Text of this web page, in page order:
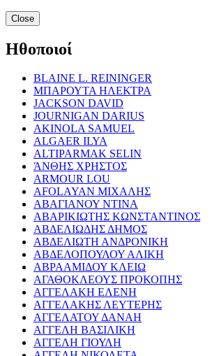
Close
Ηθοποιοί
BLAINE L. REININGER
ΜΠΑΡΟΥΤΑ ΗΛΕΚΤΡΑ
JACKSON DAVID
JOURNIGAN DARIUS
AKINOLA SAMUEL
ALGAER ILYA
ALTIPARMAK SELIN
ΆΝΘΗΣ ΧΡΗΣΤΟΣ
ARMOUR LOU
AFOLAYAN ΜΙΧΑΛΗΣ
ΑΒΑΓΙΑΝΟΥ ΝΤΙΝΑ
ΑΒΑΡΙΚΙΩΤΗΣ ΚΩΝΣΤΑΝΤΙΝΟΣ
ΑΒΔΕΛΙΩΔΗΣ ΔΗΜΟΣ
ΑΒΔΕΛΙΩΤΗ ΑΝΔΡΟΝΙΚΗ
ΑΒΔΕΛΟΠΟΥΛΟΥ ΑΛΙΚΗ
ΑΒΡΑΑΜΙΔΟΥ ΚΛΕΙΩ
ΑΓΑΘΟΚΛΕΟΥΣ ΠΡΟΚΟΠΗΣ
ΑΓΓΕΛΑΚΗ ΕΛΕΝΗ
ΑΓΓΕΛΑΚΗΣ ΛΕΥΤΕΡΗΣ
ΑΓΓΕΛΑΤΟΥ ΔΑΝΑΗ
ΑΓΓΕΛΗ ΒΑΣΙΛΙΚΗ
ΑΓΓΕΛΗ ΓΙΟΥΛΗ